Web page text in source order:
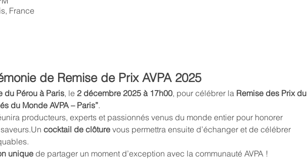
France
de Remise de Prix AVPA 2025
du Pérou à Paris, le 2 décembre 2025 à 17h00, pour célébrer la Remise des Prix du
du Monde AVPA – Paris”.
producteurs, experts et passionnés venus du monde entier pour honorer
cocktail de clôture vous permettra ensuite d’échanger et de célébrer
unique de partager un moment d’exception avec la communauté AVPA !